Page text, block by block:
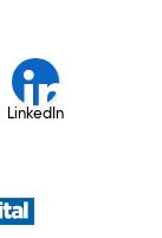
LinkedIn